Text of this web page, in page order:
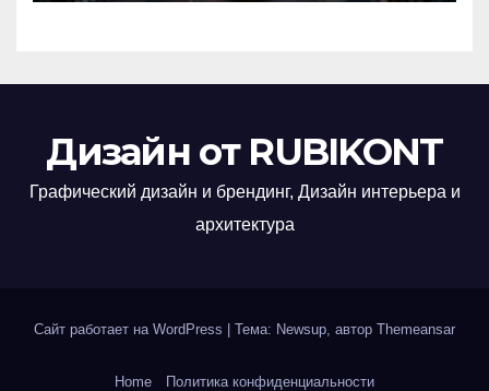
Дизайн от RUBIKONT
Графический дизайн и брендинг, Дизайн интерьера и
архитектура
Сайт работает на WordPress | Тема: Newsup, автор Themeansar
Home Политика конфиденциальности